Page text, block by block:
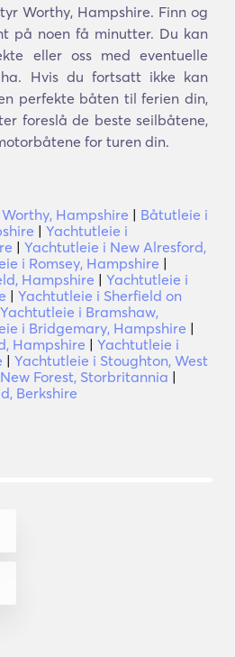
Worthy, Hampshire. Finn og
på noen få minutter. Du kan
eller oss med eventuelle
Hvis du fortsatt ikke kan
perfekte båten til ferien din,
foreslå de beste seilbåtene,
for turen din.
Hampshire | Båtutleie i
| Yachtutleie i
| Yachtutleie i New Alresford,
i Romsey, Hampshire |
Hampshire | Yachtutleie i
| Yachtutleie i Sherfield on
Yachtutleie i Bramshaw,
i Bridgemary, Hampshire |
Hampshire | Yachtutleie i
| Yachtutleie i Stoughton, West
Forest, Storbritannia |
Berkshire